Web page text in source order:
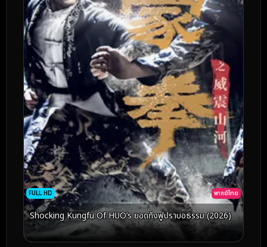
FULL HD พากย์ไทย
Shocking Kungfu Of HUO’s ยอดกังฟูปราบอธรรม (2026)